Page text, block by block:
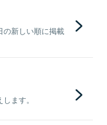
の新しい順に掲載
ます。